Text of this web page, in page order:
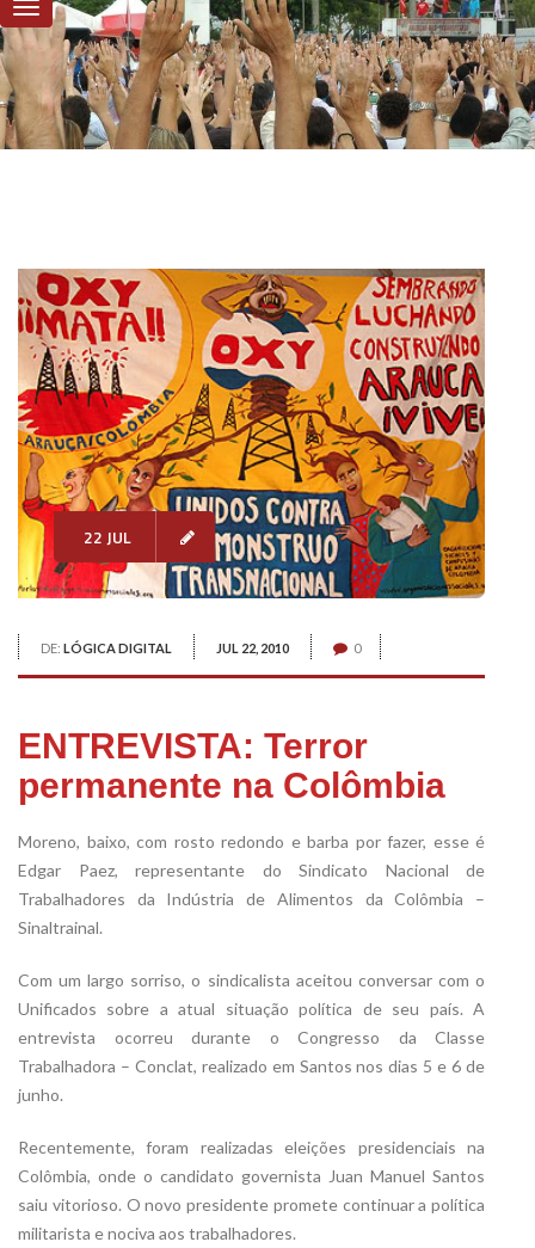
22 JUL
DE: LÓGICA DIGITAL JUL 22, 2010 0
ENTREVISTA: Terror
permanente na Colômbia
Moreno, baixo, com rosto redondo e barba por fazer, esse é
Edgar Paez, representante do Sindicato Nacional de
Trabalhadores da Indústria de Alimentos da Colômbia –
Sinaltrainal.
Com um largo sorriso, o sindicalista aceitou conversar com o
Unificados sobre a atual situação política de seu país. A
entrevista ocorreu durante o Congresso da Classe
Trabalhadora – Conclat, realizado em Santos nos dias 5 e 6 de
junho.
Recentemente, foram realizadas eleições presidenciais na
Colômbia, onde o candidato governista Juan Manuel Santos
saiu vitorioso. O novo presidente promete continuar a política
militarista e nociva aos trabalhadores.